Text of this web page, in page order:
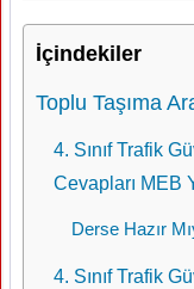
İçindekiler
Toplu Taşıma
4. Sınıf Trafik
Cevapları MEB
Derse Hazır
4. Sınıf Trafik